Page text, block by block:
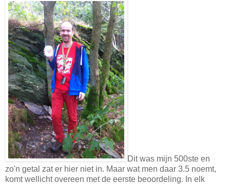
Dit was mijn 500ste en
zo'n getal zat er hier niet in. Maar wat men daar 3.5 noemt,
komt wellicht overeen met de eerste beoordeling. In elk